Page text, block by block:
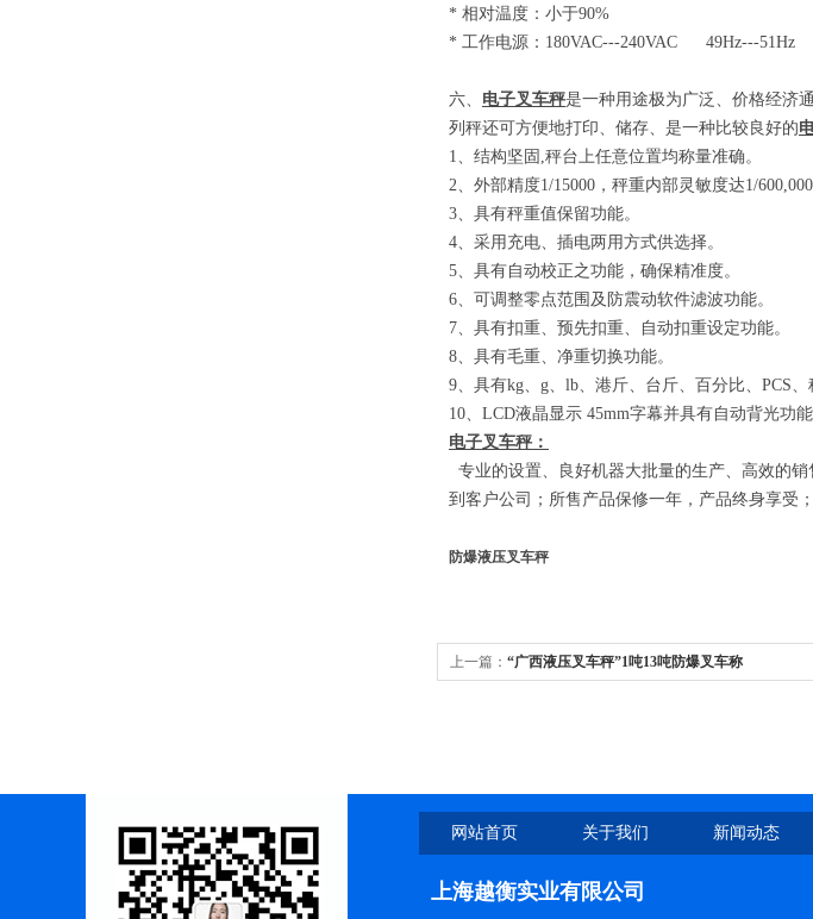
* 相对温度：小于90%
* 工作电源： 180VAC---240VAC 49Hz---51Hz
六、 电子叉车秤是一种用途极为广泛、价格经济
列秤还可方便地打印、储存、是一种比较良好的
1、结构坚固 ,秤台上任意位置均称量准确。
2、外部精度1/15000 ，秤重内部灵敏度达1/600,000
3、具有秤重值保留功能。
4、采用充电、插电两用方式供选择。
5、具有自动校正之功能，确保精准度。
6、可调整零点范围及防震动软件滤波功能。
7、具有扣重、预先扣重、自动扣重设定功能。
8、具有毛重、净重切换功能。
9、具有kg、 g、 lb、港斤、台斤、百分比、 PCS、
10、 LCD液晶显示 45mm字幕并具有自动背光功能
电子叉车秤：
专业的设置、良好机器大批量的生产、高效的
到客户公司；所售产品保修一年，产品终身享受
防爆液压叉车秤
上一篇： “广西液压叉车秤”1吨13吨防爆叉车称
网站首页 关于我们 新闻动态
上海越衡实业有限公司